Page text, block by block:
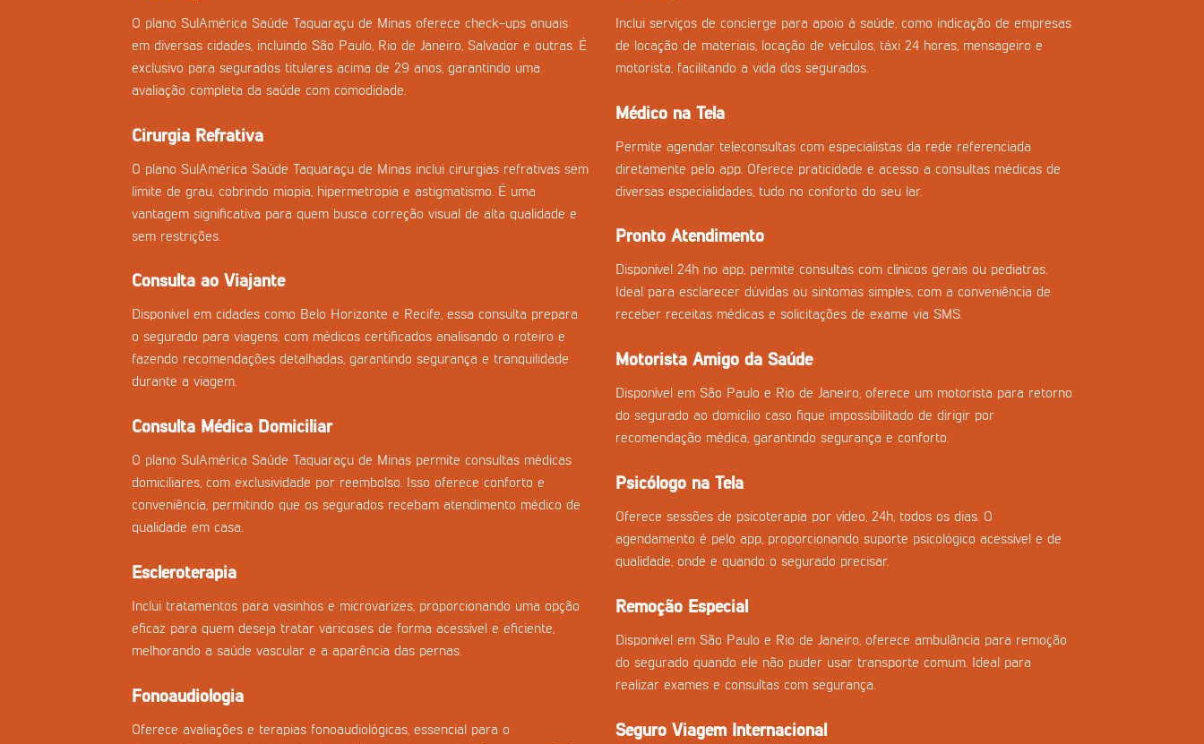
O plano SulAmérica Saúde Taquaraçu de Minas oferece check-ups anuais
em diversas cidades, incluindo São Paulo, Rio de Janeiro, Salvador e outras. É
exclusivo para segurados titulares acima de 29 anos, garantindo uma
avaliação completa da saúde com comodidade.
Cirurgia Refrativa
O plano SulAmérica Saúde Taquaraçu de Minas inclui cirurgias refrativas sem
limite de grau, cobrindo miopia, hipermetropia e astigmatismo. É uma
vantagem significativa para quem busca correção visual de alta qualidade e
sem restrições.
Consulta ao Viajante
Disponível em cidades como Belo Horizonte e Recife, essa consulta prepara
o segurado para viagens, com médicos certificados analisando o roteiro e
fazendo recomendações detalhadas, garantindo segurança e tranquilidade
durante a viagem.
Consulta Médica Domiciliar
O plano SulAmérica Saúde Taquaraçu de Minas permite consultas médicas
domiciliares, com exclusividade por reembolso. Isso oferece conforto e
conveniência, permitindo que os segurados recebam atendimento médico de
qualidade em casa.
Escleroterapia
Inclui tratamentos para vasinhos e microvarizes, proporcionando uma opção
eficaz para quem deseja tratar varicoses de forma acessível e eficiente,
melhorando a saúde vascular e a aparência das pernas.
Fonoaudiologia
Oferece avaliações e terapias fonoaudiológicas, essencial para o
Inclui serviços de concierge para apoio à saúde, como indicação de empresas
de locação de materiais, locação de veículos, táxi 24 horas, mensageiro e
motorista, facilitando a vida dos segurados.
Médico na Tela
Permite agendar teleconsultas com especialistas da rede referenciada
diretamente pelo app. Oferece praticidade e acesso a consultas médicas de
diversas especialidades, tudo no conforto do seu lar.
Pronto Atendimento
Disponível 24h no app, permite consultas com clínicos gerais ou pediatras.
Ideal para esclarecer dúvidas ou sintomas simples, com a conveniência de
receber receitas médicas e solicitações de exame via SMS.
Motorista Amigo da Saúde
Disponível em São Paulo e Rio de Janeiro, oferece um motorista para retorno
do segurado ao domicílio caso fique impossibilitado de dirigir por
recomendação médica, garantindo segurança e conforto.
Psicólogo na Tela
Oferece sessões de psicoterapia por vídeo, 24h, todos os dias. O
agendamento é pelo app, proporcionando suporte psicológico acessível e de
qualidade, onde e quando o segurado precisar.
Remoção Especial
Disponível em São Paulo e Rio de Janeiro, oferece ambulância para remoção
do segurado quando ele não puder usar transporte comum. Ideal para
realizar exames e consultas com segurança.
Seguro Viagem Internacional